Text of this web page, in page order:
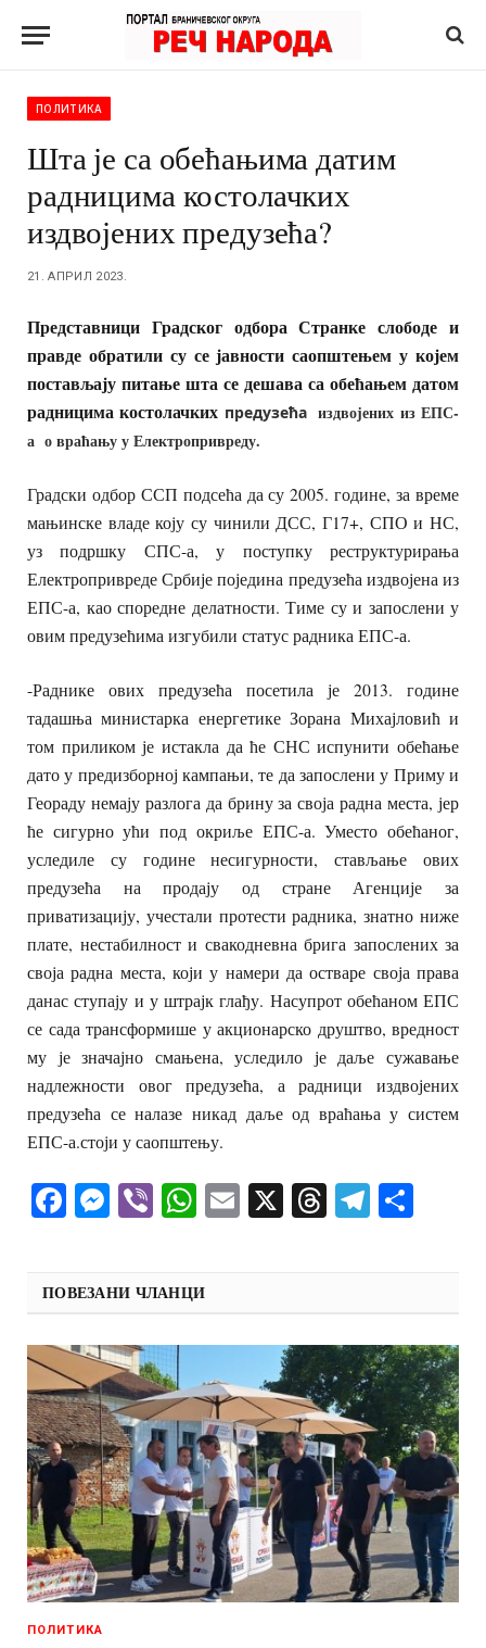
ПОЛИТИКА
Шта је са обећањима датим
радницима костолачких
издвојених предузећа?
21. АПРИЛ 2023.
Представници Градског одбора Странке слободе и
правде обратили су се јавности саопштењем у којем
постављају питање шта се дешава са обећањем датом
радницима костолачких предузећа издвојених из ЕПС-
а о враћању у Електропривреду.
Градски одбор ССП подсећа да су 2005. године, за време
мањинске владе коју су чинили ДСС, Г17+, СПО и НС,
уз подршку СПС-а, у поступку реструктурирања
Електропривреде Србије поједина предузећа издвојена из
ЕПС-а, као споредне делатности. Тиме су и запослени у
овим предузећима изгубили статус радника ЕПС-а.
-Раднике ових предузећа посетила је 2013. године
тадашња министарка енергетике Зорана Михајловић и
том приликом је истакла да ће СНС испунити обећање
дато у предизборној кампањи, те да запослени у Приму и
Геораду немају разлога да брину за своја радна места, јер
ће сигурно ући под окриље ЕПС-а. Уместо обећаног,
уследиле су године несигурности, стављање ових
предузећа на продају од стране Агенције за
приватизацију, учестали протести радника, знатно ниже
плате, нестабилност и свакодневна брига запослених за
своја радна места, који у намери да остваре своја права
данас ступају и у штрајк глађу. Насупрот обећаном ЕПС
се сада трансформише у акционарско друштво, вредност
му је значајно смањена, уследило је даље сужавање
надлежности овог предузећа, а радници издвојених
предузећа се налазе никад даље од враћања у систем
ЕПС-а.стоји у саопштењу.
Facebook
Messenger
ViberWhatsApp
Email
X Threads
ПОВЕЗАНИ ЧЛАНЦИ
ПОЛИТИКА